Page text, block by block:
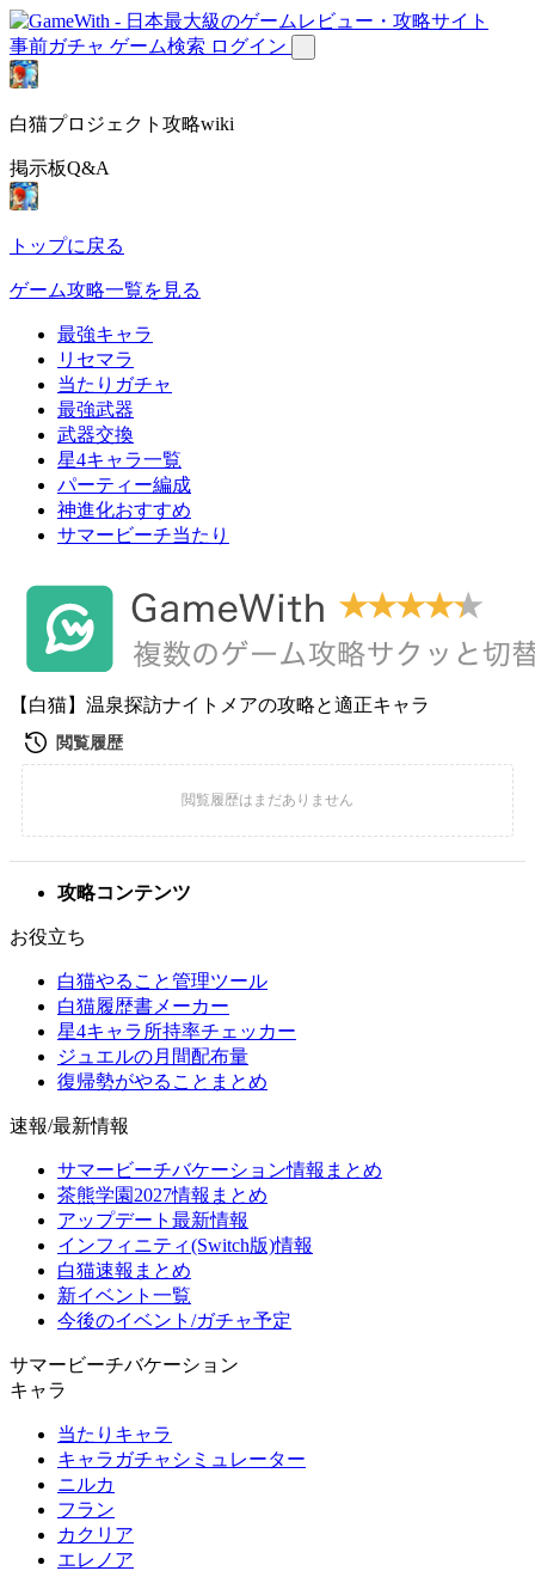
事前ガチャ ゲーム検索 ログイン
白猫プロジェクト攻略wiki
掲示板Q&A
トップに戻る
ゲーム攻略一覧を見る
最強キャラ
リセマラ
当たりガチャ
最強武器
武器交換
星4キャラ一覧
パーティー編成
神進化おすすめ
サマービーチ当たり
【白猫】温泉探訪ナイトメアの攻略と適正キャラ
攻略コンテンツ
お役立ち
白猫やること管理ツール
白猫履歴書メーカー
星4キャラ所持率チェッカー
ジュエルの月間配布量
復帰勢がやることまとめ
速報/最新情報
サマービーチバケーション情報まとめ
茶熊学園2027情報まとめ
アップデート最新情報
インフィニティ(Switch版)情報
白猫速報まとめ
新イベント一覧
今後のイベント/ガチャ予定
サマービーチバケーション
キャラ
当たりキャラ
キャラガチャシミュレーター
ニルカ
フラン
カクリア
エレノア